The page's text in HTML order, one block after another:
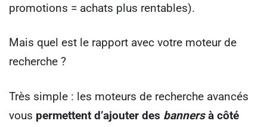
promotions = achats plus rentables).
Mais quel est le rapport avec votre moteur de
recherche ?
Très simple : les moteurs de recherche avancés
vous permettent d’ajouter des bannersà côté